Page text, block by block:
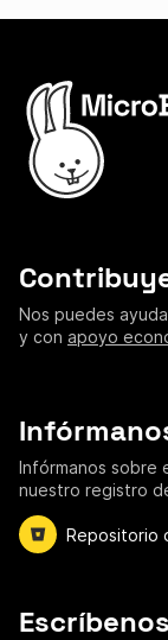
Nos puedes
y con apoyo
Infórmanos sobre
nuestro registro
Repositorio
Escríbenos